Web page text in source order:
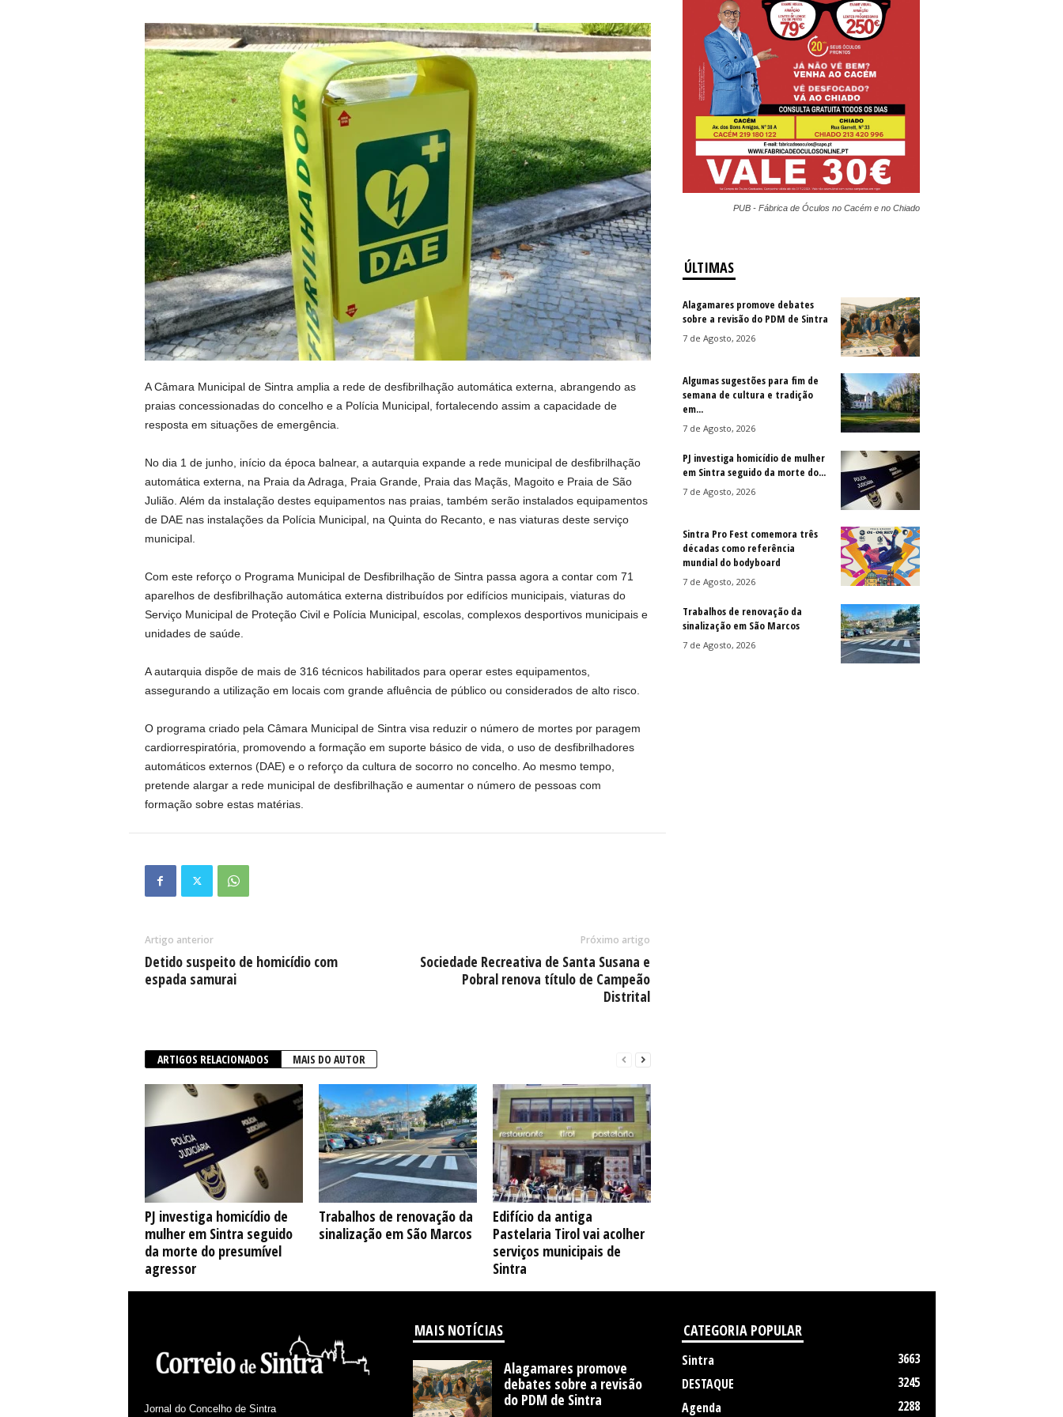
A Câmara Municipal de Sintra amplia a rede de desfibrilhação automática externa, abrangendo as
praias concessionadas do concelho e a Polícia Municipal, fortalecendo assim a capacidade de
resposta em situações de emergência.
No dia 1 de junho, início da época balnear, a autarquia expande a rede municipal de desfibrilhação
automática externa, na Praia da Adraga, Praia Grande, Praia das Maçãs, Magoito e Praia de São
Julião. Além da instalação destes equipamentos nas praias, também serão instalados equipamentos
de DAE nas instalações da Polícia Municipal, na Quinta do Recanto, e nas viaturas deste serviço
municipal.
Com este reforço o Programa Municipal de Desfibrilhação de Sintra passa agora a contar com 71
aparelhos de desfibrilhação automática externa distribuídos por edifícios municipais, viaturas do
Serviço Municipal de Proteção Civil e Polícia Municipal, escolas, complexos desportivos municipais e
unidades de saúde.
A autarquia dispõe de mais de 316 técnicos habilitados para operar estes equipamentos,
assegurando a utilização em locais com grande afluência de público ou considerados de alto risco.
O programa criado pela Câmara Municipal de Sintra visa reduzir o número de mortes por paragem
cardiorrespiratória, promovendo a formação em suporte básico de vida, o uso de desfibrilhadores
automáticos externos (DAE) e o reforço da cultura de socorro no concelho. Ao mesmo tempo,
pretende alargar a rede municipal de desfibrilhação e aumentar o número de pessoas com
formação sobre estas matérias.
Artigo anterior
Detido suspeito de homicídio com
espada samurai
Próximo artigo
Sociedade Recreativa de Santa Susana e
Pobral renova título de Campeão
Distrital
ARTIGOS RELACIONADOS MAIS DO AUTOR
PJ investiga homicídio de
mulher em Sintra seguido
da morte do presumível
agressor
Trabalhos de renovação da
sinalização em São Marcos
Edifício da antiga
Pastelaria Tirol vai acolher
serviços municipais de
Sintra
PUB - Fábrica de Óculos no Cacém e no Chiado
ÚLTIMAS
Alagamares promove debates
sobre a revisão do PDM de Sintra
7 de Agosto, 2026
Algumas sugestões para fim de
semana de cultura e tradição
em...
7 de Agosto, 2026
PJ investiga homicídio de mulher
em Sintra seguido da morte do...
7 de Agosto, 2026
Sintra Pro Fest comemora três
décadas como referência
mundial do bodyboard
7 de Agosto, 2026
Trabalhos de renovação da
sinalização em São Marcos
7 de Agosto, 2026
Jornal do Concelho de Sintra
MAIS NOTÍCIAS
Alagamares promove
debates sobre a revisão
do PDM de Sintra
CATEGORIA POPULAR
Sintra
3663
DESTAQUE
3245
Agenda
2288